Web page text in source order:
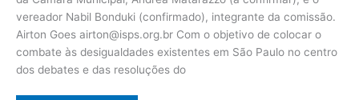
vereador Nabil Bonduki (confirmado), integrante da comissão.
Airton Goes airton@isps.org.br Com o objetivo de colocar o
combate às desigualdades existentes em São Paulo no centro
dos debates e das resoluções do